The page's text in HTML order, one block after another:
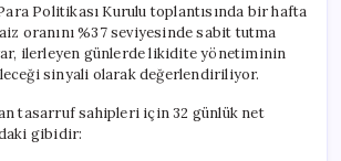
Politikası Kurulu toplantısında bir hafta
oranını %37 seviyesinde sabit tutma
ilerleyen günlerde likidite yönetiminin
sinyali olarak değerlendiriliyor.
tasarruf sahipleri için 32 günlük net
gibidir: